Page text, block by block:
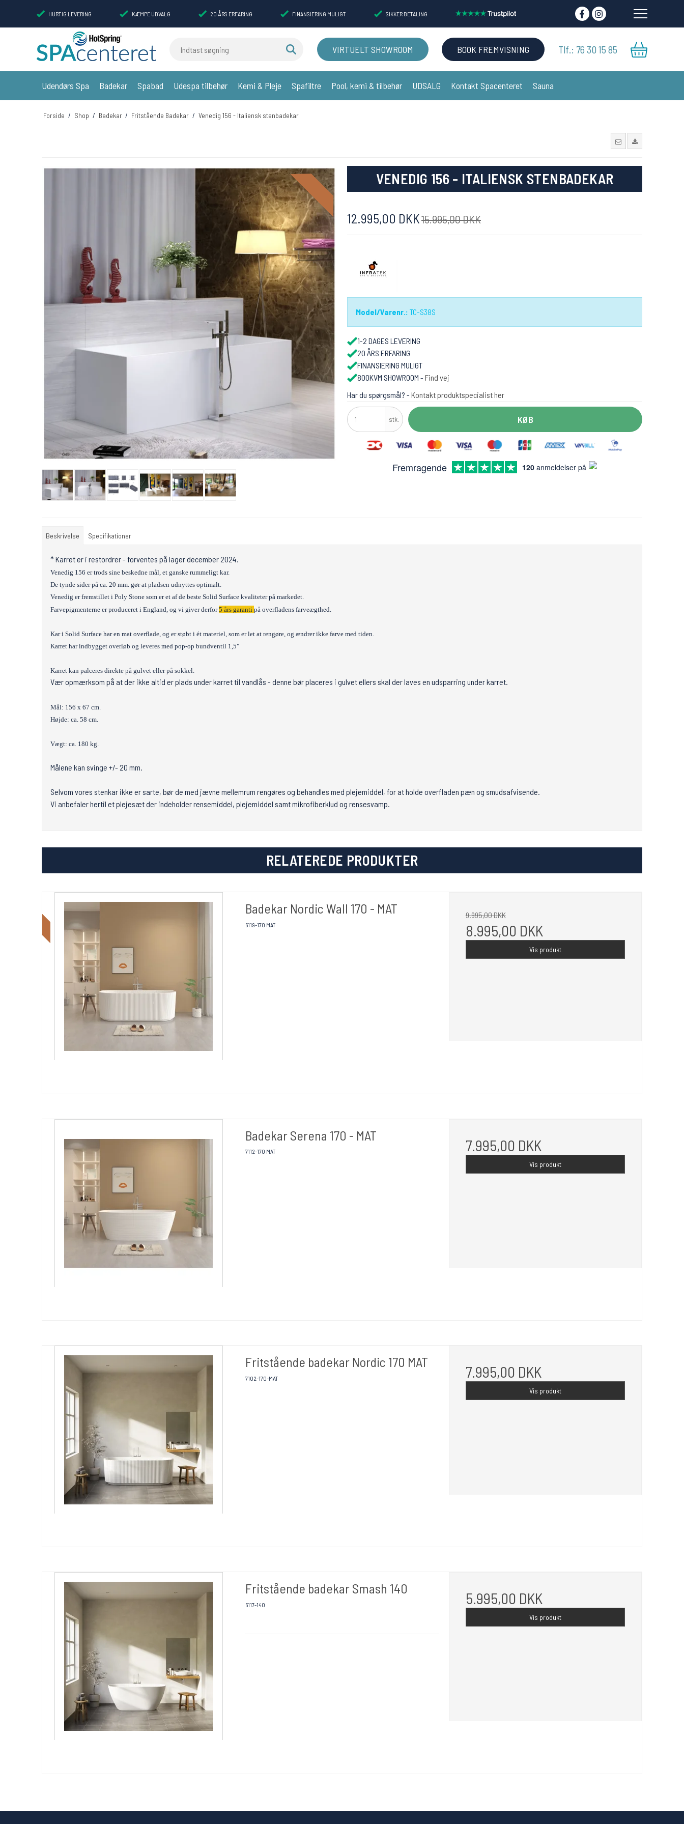
HURTIG LEVERING KÆMPE UDVALG 20 ÅRS ERFARING FINANSIERING MULIGT SIKKER BETALING
VIRTUELT SHOWROOM BOOK FREMVISNING Tlf.: 76 30 15 85
Udendørs Spa Badekar Spabad Udespa tilbehør Kemi & Pleje Spafiltre Pool, kemi & tilbehør UDSALG Kontakt Spacenteret Sauna
Forside / Shop / Badekar / Fritstående Badekar / Venedig 156 - Italiensk stenbadekar
Tilbud 18 % VENEDIG 156 - ITALIENSK STENBADEKAR
12.995,00 DKK15.995,00 DKK
Model/Varenr.: TC-S38S
1-2 DAGES LEVERING
20 ÅRS ERFARING
FINANSIERING MULIGT
800KVM SHOWROOM - Find vej
Har du spørgsmål? - Kontakt produktspecialist her
stk. KØB
Fremragende 120 anmeldelser på
Beskrivelse Specifikationer
* Karret er i restordrer - forventes på lager december 2024.
Venedig 156 er trods sine beskedne mål, et ganske rummeligt kar.
De tynde sider på ca. 20 mm. gør at pladsen udnyttes optimalt.
Venedig er fremstillet i Poly Stone som er et af de beste Solid Surface kvaliteter på markedet.
Farvepigmenterne er produceret i England, og vi giver derfor5 års garanti på overfladens farveægthed.
Kar i Solid Surface har en mat overflade, og er støbt i ét materiel, som er let at rengøre, og ændrer ikke farve med tiden.
Karret har indbygget overløb og leveres med pop-op bundventil 1,5"
Karret kan palceres direkte på gulvet eller på sokkel.
Vær opmærksom på at der ikke altid er plads under karret til vandlås - denne bør placeres i gulvet ellers skal der laves en udsparring under karret.
Mål: 156 x 67 cm.
Højde: ca. 58 cm.
Vægt: ca. 180 kg.
Målene kan svinge +/- 20 mm.
Selvom vores stenkar ikke er sarte, bør de med jævne mellemrum rengøres og behandles med plejemiddel, for at holde overfladen pæn og smudsafvisende.
Vi anbefaler hertil et plejesæt der indeholder rensemiddel, plejemiddel samt mikrofiberklud og rensesvamp.
RELATEREDE PRODUKTER
Badekar Nordic Wall 170 - MAT
6119-170 MAT
9.995,00 DKK
8.995,00 DKK
Vis produkt
Badekar Serena 170 - MAT
7112-170 MAT 7.995,00 DKK
Vis produkt
Fritstående badekar Nordic 170 MAT
7102-170-MAT 7.995,00 DKK
Vis produkt
Fritstående badekar Smash 140
6117-140 5.995,00 DKK
Vis produkt